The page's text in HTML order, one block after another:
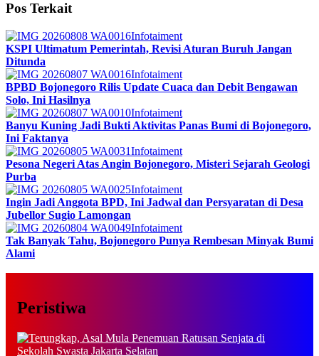
Pos Terkait
Infotaiment
KSPI Ultimatum Pemerintah, Revisi Aturan Buruh Jangan
Ditunda
Infotaiment
BPBD Bojonegoro Rilis Update Cuaca dan Debit Bengawan
Solo, Ini Hasilnya
Infotaiment
Banyu Kuning Jadi Bukti Aktivitas Panas Bumi di Bojonegoro,
Ini Faktanya
Infotaiment
Pesona Negeri Atas Angin Bojonegoro, Misteri Sejarah Geologi
Purba
Infotaiment
Ingin Jadi Anggota BPD, Ini Jadwal dan Persyaratan di Desa
Jubellor Sugio Lamongan
Infotaiment
Tak Banyak Tahu, Bojonegoro Punya Rembesan Minyak Bumi
Alami
Peristiwa